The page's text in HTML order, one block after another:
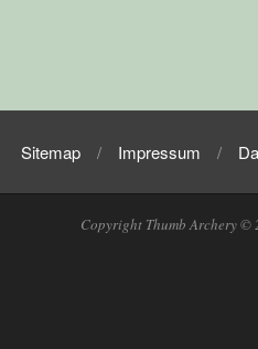
Sitemap Impressum
Copyright Thumb Archery ©